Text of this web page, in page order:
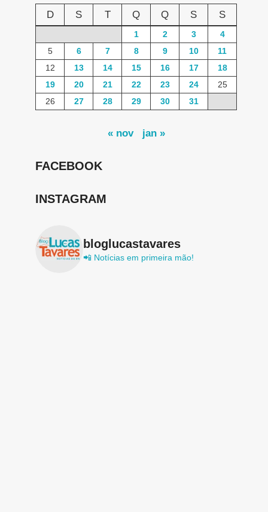
D S T Q Q S S
1 2 3
4
5
6 7 8 9 10
11
12
13 14 15 16 17
18
19
20 21 22 23 24
25
26
27 28 29 30 31
« nov jan »
FACEBOOK
INSTAGRAM
bloglucastavares
📲 Notícias em primeira mão!